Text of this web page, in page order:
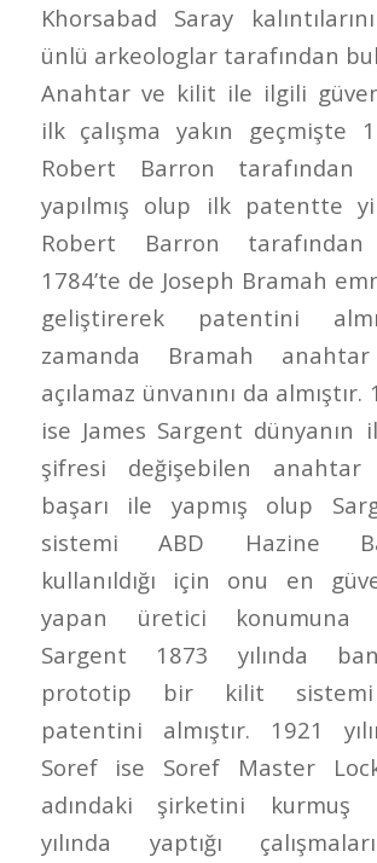
Khorsabad Saray
ünlü arkeologlar tarafından
Anahtar ve kilit ile ilgili
ilk çalışma yakın geçmişte
Robert Barron tarafından
yapılmış olup ilk patentte
Robert Barron tarafından
1784’te de Joseph Bramah
geliştirerek patentini
zamanda Bramah
açılamaz ünvanını da almıştır.
ise James Sargent dünyanın
şifresi değişebilen
başarı ile yapmış olup
sistemi ABD Hazine
kullanıldığı için onu en
yapan üretici konumuna
Sargent 1873 yılında
prototip bir kilit sistemi
patentini almıştır. 1921
Soref ise Soref Master
adındaki şirketini kurmuş
yılında yaptığı